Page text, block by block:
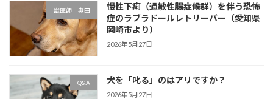
獣医師 奥田
慢性下痢（過敏性腸症候群）を伴う恐怖
症のラブラドールレトリーバー（愛知県
岡崎市より）
2026年5月27日
Q&A 犬を「叱る」のはアリですか？
2026年5月27日